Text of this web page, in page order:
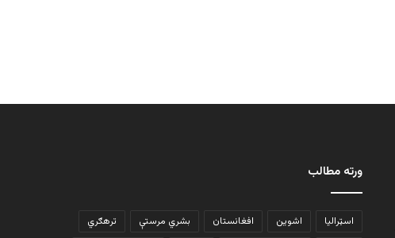
ورته مطالب
اسټرالیا اشوین افغانستان بشري مرستې ترهګري